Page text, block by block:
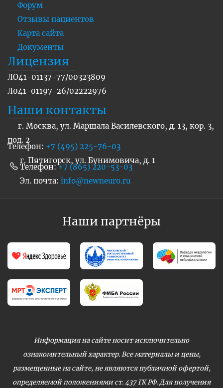
Форум
Отзывы пациентов
Карта сайта
Документы
Лицензия
ЛО41-01137-77/00323809
Л041-01197-26/02222976
Наши контакты
г. Москва, ул. Маршала Василевского, д. 13, кор. 3,
под. 2
Телефон: +7 (495) 225-76-03
г. Пятигорск, ул. Бунимовича, д. 1
Телефон:+7 (865) 220-53-03
Эл. почта: info@newneuro.ru
Наши партнёры
Информация на сайте носит исключительно
ознакомительный характер. Все материалы и цены,
размещенные на сайте, не являются публичной офертой,
определяемой положениями ст. 437 ГК РФ. Для получения